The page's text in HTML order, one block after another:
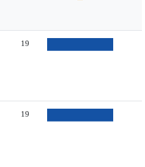
19
19